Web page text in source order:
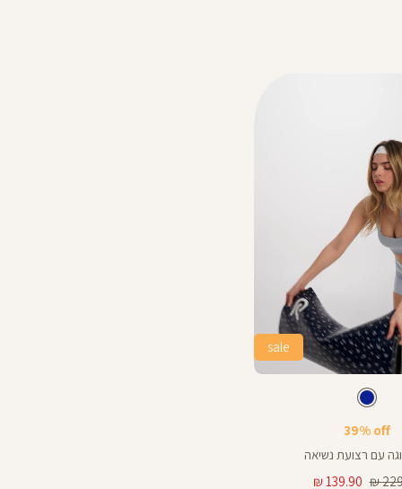
sale
צבע
כחול
כחול
39% off
עם רצועת נשיאה
מחיר
139.90 ₪